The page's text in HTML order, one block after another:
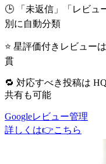
🕒 「未返信」「レビュ
別に自動分類
⭐️ 星評価付きレビュー
貫
🔁 対応すべき投稿は
共有も可能
Googleレビュー管理
詳しくは👉こちら